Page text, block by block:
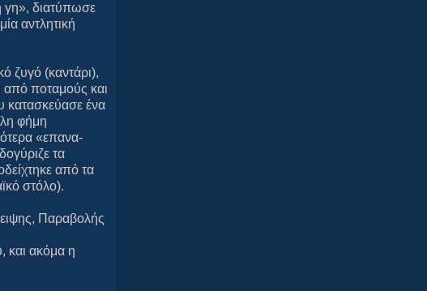
γη», διατύπωσε
αντλητική
ζυγό (καντάρι),
από ποταμούς και
κατασκεύασε ένα
φήμη
«επανα-
τα
από τα
στόλο).
Παραβολής
και ακόμα η